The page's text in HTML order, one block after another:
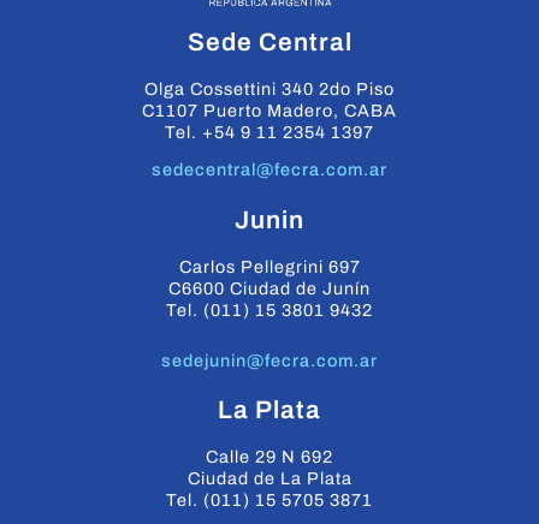
Sede Central
Olga Cossettini 340 2do Piso
C1107 Puerto Madero, CABA
Tel. +54 9 11 2354 1397
sedecentral@fecra.com.ar
Junin
Carlos Pellegrini 697
C6600 Ciudad de Junín
Tel. (011) 15 3801 9432
sedejunin@fecra.com.ar
La Plata
Calle 29 N 692
Ciudad de La Plata
Tel. (011) 15 5705 3871